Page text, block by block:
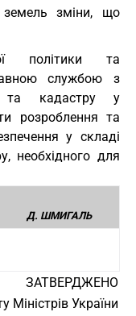
земель зміни, що
політики та
службою з
та кадастру у
розроблення та
у складі
необхідного для
Д. ШМИГАЛЬ
ЗАТВЕРДЖЕНО
Міністрів України